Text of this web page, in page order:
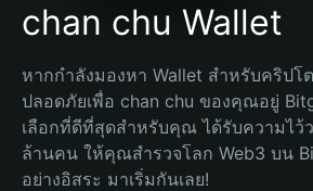
chan chu Wallet
หากกำลังมองหา Wallet สำหรับคริปโ
ปลอดภัยเพื่อ chan chu ของคุณอยู่
เลือกที่ดีที่สุดสำหรับคุณ ได้รับความไว้
ล้านคน ให้คุณสำรวจโลก Web3 บน
อย่างอิสระ มาเริ่มกันเลย!